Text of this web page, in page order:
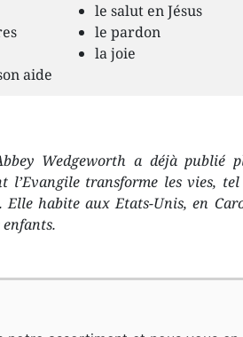
aide
le salut en Jésus
le pardon
la joie
Wedgeworth a déjà publié
l’Evangile transforme les vies,
Elle habite aux Etats-Unis, en